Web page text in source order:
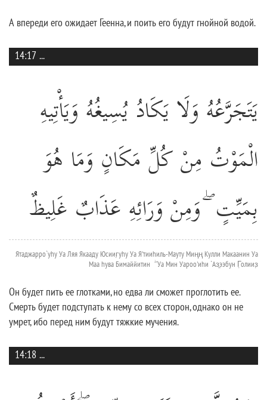
А впереди его ожидает Геенна, и поить его будут гнойной водой.
14:17 ...
يَتَجَرَّعُهُ وَلَا يَكَادُ يُسِيغُهُ وَيَأْتِيهِ
الْمَوْتُ مِنْ كُلِّ مَكَانٍ وَمَا هُوَ
بِمَيِّتٍ ۖ وَمِنْ وَرَائِهِ عَذَابٌ غَلِيظٌ
Ятаджарро`уhу Уа Ляя Якааду Юсииг̣уhу Уа Я'тииhиль-Мауту Миңң Кулли Макаанин Уа
Маа hува Бимаййитин ۖ Уа Мин Уароо'иhи `Аз̱ээбун Г̣олииз̣
Он будет пить ее глотками, но едва ли сможет проглотить ее.
Смерть будет подступать к нему со всех сторон, однако он не
умрет, ибо перед ним будут тяжкие мучения.
14:18 ...